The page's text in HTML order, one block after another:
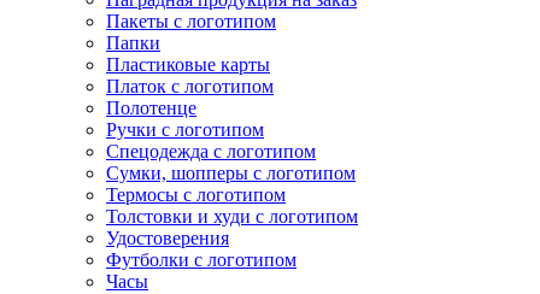
Пакеты с логотипом
Папки
Пластиковые карты
Платок с логотипом
Полотенце
Ручки с логотипом
Спецодежда с логотипом
Сумки, шопперы с логотипом
Термосы с логотипом
Толстовки и худи с логотипом
Удостоверения
Футболки с логотипом
Часы